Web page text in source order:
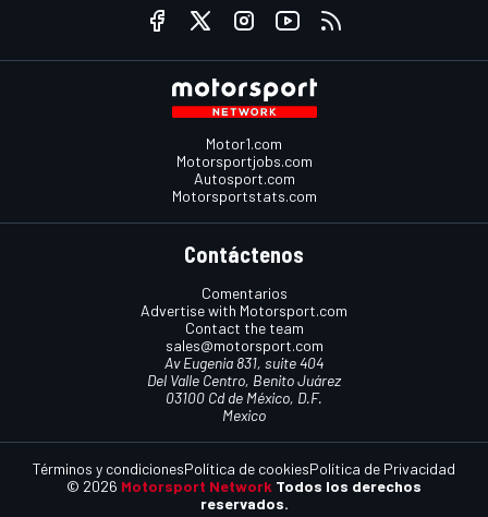
Motor1.com
Motorsportjobs.com
Autosport.com
Motorsportstats.com
Contáctenos
Comentarios
Advertise with Motorsport.com
Contact the team
sales@motorsport.com
Av Eugenia 831, suite 404
Del Valle Centro, Benito Juárez
03100 Cd de México, D.F.
Mexico
© 2026 Motorsport Network Todos los derechos
reservados.
Términos y condicionesPolítica de cookiesPolítica de Privacidad